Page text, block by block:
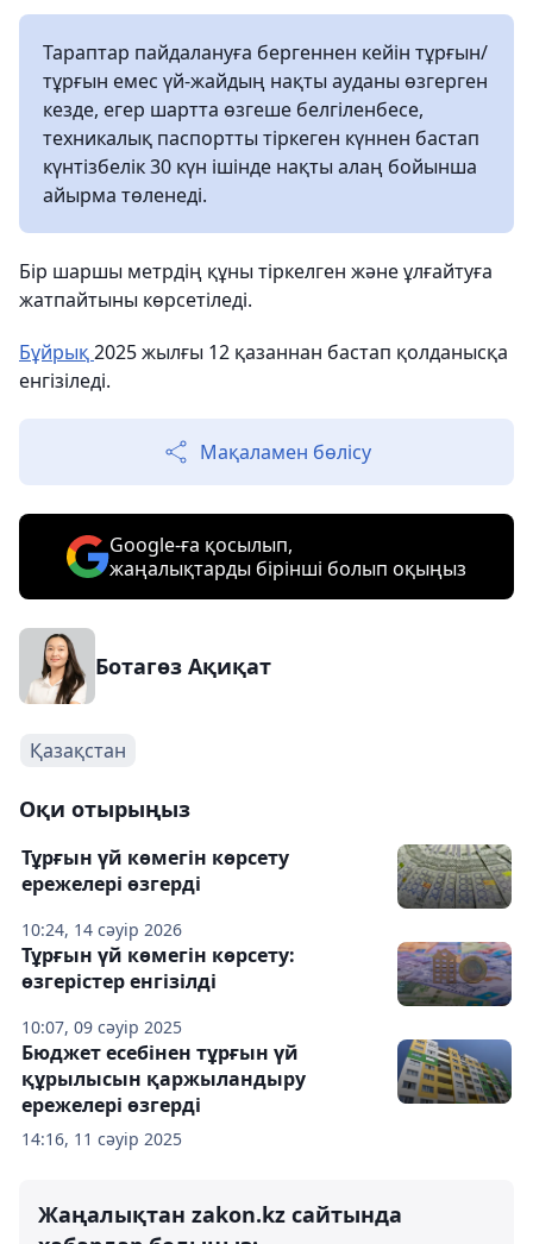
Тараптар пайдалануға бергеннен кейін тұрғын/
тұрғын емес үй-жайдың нақты ауданы өзгерген
кезде, егер шартта өзгеше белгіленбесе,
техникалық паспортты тіркеген күннен бастап
күнтізбелік 30 күн ішінде нақты алаң бойынша
айырма төленеді.
Бір шаршы метрдің құны тіркелген және ұлғайтуға
жатпайтыны көрсетіледі.
Бұйрық2025 жылғы 12 қазаннан бастап қолданысқа
енгізіледі.
Мақаламен бөлісу
Google-ға қосылып,
жаңалықтарды бірінші болып оқыңыз
Ботагөз Ақиқат
Қазақстан
Оқи отырыңыз
10:24, 14 сәуір 2026
Тұрғын үй көмегін көрсету
ережелері өзгерді
10:07, 09 сәуір 2025
Тұрғын үй көмегін көрсету:
өзгерістер енгізілді
14:16, 11 сәуір 2025
Бюджет есебінен тұрғын үй
құрылысын қаржыландыру
ережелері өзгерді
Жаңалықтан zakon.kz сайтында